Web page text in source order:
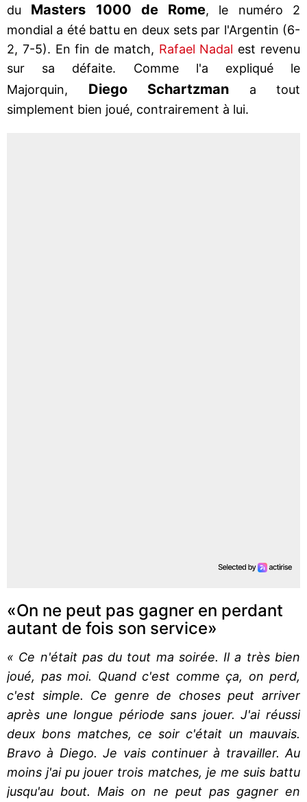
du
Masters 1000 de Rome, le numéro 2
mondial a été battu en deux sets par l'Argentin (6-
2, 7-5). En fin de match, Rafael Nadal est revenu
sur sa défaite. Comme l'a expliqué le
Majorquin, Diego Schartzman a tout
simplement bien joué, contrairement à lui.
«On ne peut pas gagner en perdant
autant de fois son service»
« Ce n'était pas du tout ma soirée. Il a très bien
joué, pas moi. Quand c'est comme ça, on perd,
c'est simple. Ce genre de choses peut arriver
après une longue période sans jouer. J'ai réussi
deux bons matches, ce soir c'était un mauvais.
Bravo à Diego. Je vais continuer à travailler. Au
moins j'ai pu jouer trois matches, je me suis battu
jusqu'au bout. Mais on ne peut pas gagner en